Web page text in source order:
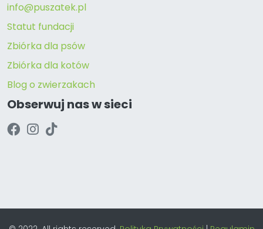
info@puszatek.pl
Statut fundacji
Zbiórka dla psów
Zbiórka dla kotów
Blog o zwierzakach
Obserwuj nas w sieci